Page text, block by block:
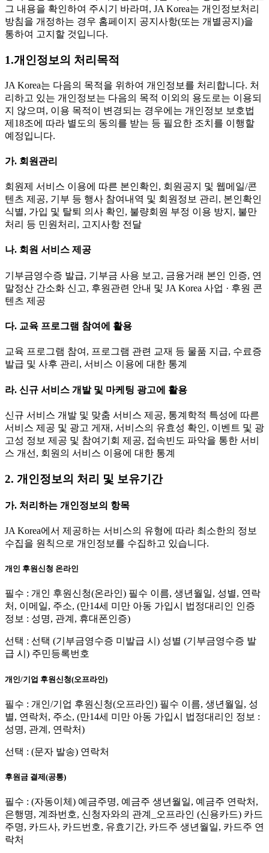
그 내용을 확인하여 주시기 바라며, JA Korea는 개인정보처리
방침을 개정하는 경우 홈페이지 공지사항(또는 개별공지)을
통하여 고지할 것입니다.
1.개인정보의 처리목적
JA Korea는 다음의 목적을 위하여 개인정보를 처리합니다. 처
리하고 있는 개인정보는 다음의 목적 이외의 용도로는 이용되
지 않으며, 이용 목적이 변경되는 경우에는 개인정보 보호법
제18조에 따라 별도의 동의를 받는 등 필요한 조치를 이행할
예정입니다.
가. 회원관리
회원제 서비스 이용에 따른 본인확인, 회원공지 및 웹메일/콘
텐츠 제공, 기부 등 행사 참여내역 및 회원정보 관리, 본인확인
식별, 가입 및 탈퇴 의사 확인, 불량회원 부정 이용 방지, 불만
처리 등 민원처리, 고지사항 전달
나. 회원 서비스 제공
기부금영수증 발급, 기부금 사용 보고, 금융거래 본인 인증, 연
말정산 간소화 신고, 후원관련 안내 및 JA Korea 사업 · 후원 콘
텐츠 제공
다. 교육 프로그램 참여에 활용
교육 프로그램 참여, 프로그램 관련 교재 등 물품 지급, 수료증
발급 및 사후 관리, 서비스 이용에 대한 통계
라. 신규 서비스 개발 및 마케팅 광고에 활용
신규 서비스 개발 및 맞춤 서비스 제공, 통계학적 특성에 따른
서비스 제공 및 광고 게재, 서비스의 유효성 확인, 이벤트 및 광
고성 정보 제공 및 참여기회 제공, 접속빈도 파악을 통한 서비
스 개선, 회원의 서비스 이용에 대한 통계
2. 개인정보의 처리 및 보유기간
가. 처리하는 개인정보의 항목
JA Korea에서 제공하는 서비스의 유형에 따라 최소한의 정보
수집을 원칙으로 개인정보를 수집하고 있습니다.
개인 후원신청 온라인
필수 : 개인 후원신청(온라인) 필수 이름, 생년월일, 성별, 연락
처, 이메일, 주소, (만14세 미만 아동 가입시 법정대리인 인증
정보 : 성명, 관계, 휴대폰인증)
선택 : 선택 (기부금영수증 미발급 시) 성별 (기부금영수증 발
급 시) 주민등록번호
개인/기업 후원신청(오프라인)
필수 : 개인/기업 후원신청(오프라인) 필수 이름, 생년월일, 성
별, 연락처, 주소, (만14세 미만 아동 가입시 법정대리인 정보 :
성명, 관계, 연락처)
선택 : (문자 발송) 연락처
후원금 결제(공통)
필수 : (자동이체) 예금주명, 예금주 생년월일, 예금주 연락처,
은행명, 계좌번호, 신청자와의 관계_오프라인 (신용카드) 카드
주명, 카드사, 카드번호, 유효기간, 카드주 생년월일, 카드주 연
락처